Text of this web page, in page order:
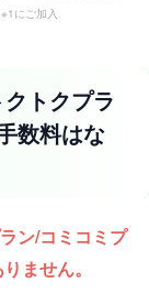
にご加入
トクプラ
数料はな
ン/コミコミプ
ません。